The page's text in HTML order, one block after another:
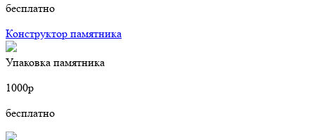
бесплатно
Конструктор памятника
Упаковка памятника
1000р
бесплатно